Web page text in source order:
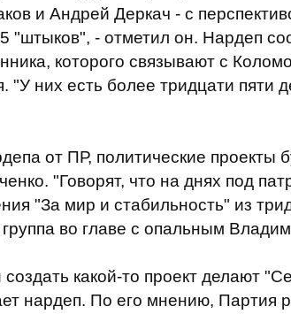
и Андрей Деркач - с
"штыков", - отметил он. Нардеп
которого связывают с
"У них есть более тридцати пяти
от ПР, политические проекты
"Говорят, что на днях под
"За мир и стабильность" из
группа во главе с опальным
какой-то проект делают
нардеп. По его мнению, Партия